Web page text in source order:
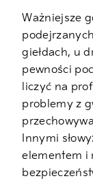
Ważniejsze
giełdach, u
pewności
liczyć na
problemy z
Innymi
elementem i